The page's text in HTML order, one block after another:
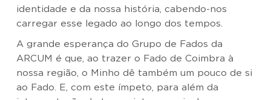
identidade e da nossa história, cabendo-nos
carregar esse legado ao longo dos tempos.
A grande esperança do Grupo de Fados da
ARCUM é que, ao trazer o Fado de Coimbra à
nossa região, o Minho dê também um pouco de si
ao Fado. E, com este ímpeto, para além da